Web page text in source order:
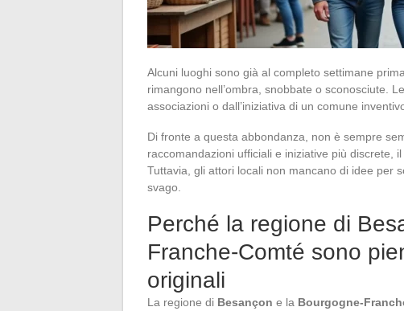
Alcuni luoghi sono già al completo settimane
rimangono nell’ombra, snobbate o sconosciute.
associazioni o dall’iniziativa di un comune
Di fronte a questa abbondanza, non è sempre
raccomandazioni ufficiali e iniziative più discrete,
Tuttavia, gli attori locali non mancano di idee per
svago.
Perché la regione di
Franche-Comté sono
originali
La regione di Besançon e la Bourgogne-